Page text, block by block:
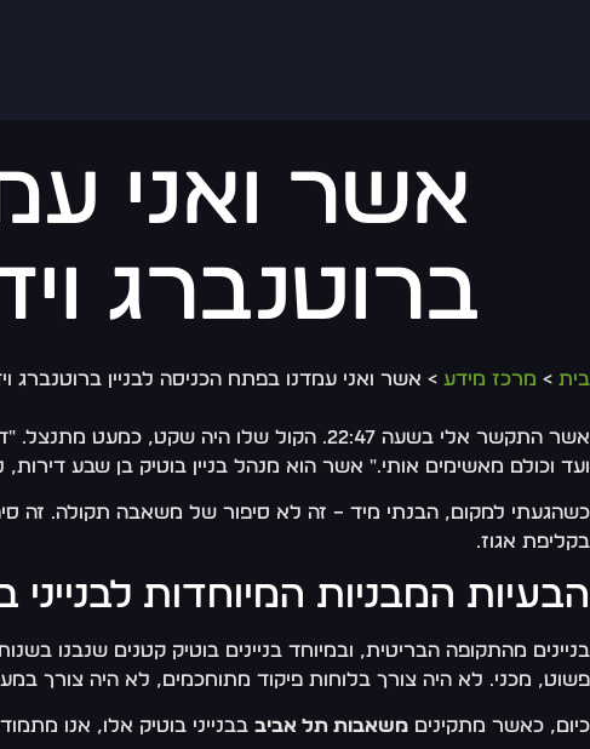
אשר ואני
ברוטנברג
בית > מרכז מידע > אשר ואני עמדנו בפתח הכניסה לבניין ברוטנברג
אשר התקשר אלי בשעה 22:47. הקול שלו היה
ועד וכולם מאשימים אותי." אשר הוא מנהל בניין בוטיק בן שבע דירות, נבנה בשנות ה-40, משופץ פעמיים, וכעת עומד מול בעיה שחוזרת על עצמה בעשרות
כשהגעתי למקום, הבנתי מיד – זה לא סיפור של משאבה תקולה. זה
בקליפת אגוז.
הבעיות המבניות המיוחדות
בניינים מהתקופה הבריטית, ובמיוחד בניינים בוטיק קטנים שנבנו בשנות ה-30 וה-40, הוקמו לפי תכנון שונה לחלוטין מכל מה
פשוט, מכני. לא היה צורך בלוחות פיקוד מתוחכמים, לא היה צורך
כיום, כאשר מתקינים משאבות תל אביב בבנייני בוטיק אלו, אנו